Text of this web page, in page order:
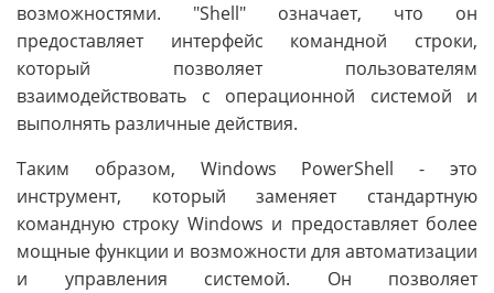
возможностями. "Shell" означает, что он
предоставляет интерфейс командной строки,
который позволяет пользователям
взаимодействовать с операционной системой и
выполнять различные действия.
Таким образом, Windows PowerShell - это
инструмент, который заменяет стандартную
командную строку Windows и предоставляет более
мощные функции и возможности для автоматизации
и управления системой. Он позволяет